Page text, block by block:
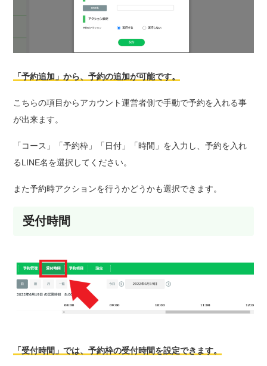
「予約追加」から、予約の追加が可能です。
こちらの項目からアカウント運営者側で手動で予約を入れる事
が出来ます。
「コース」「予約枠」「日付」「時間」を入力し、予約を入れ
るLINE名を選択してください。
また予約時アクションを行うかどうかも選択できます。
受付時間
「受付時間」では、予約枠の受付時間を設定できます。